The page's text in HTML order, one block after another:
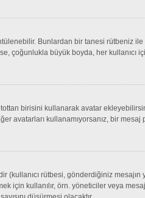
Bunlardan bir tanesi
çoğunlukla büyük boyda, her
birisini kullanarak avatar
avatarları kullanamıyorsanız, bir
rütbesi, gönderdiğiniz
için kullanılır, örn. yöneticiler veya